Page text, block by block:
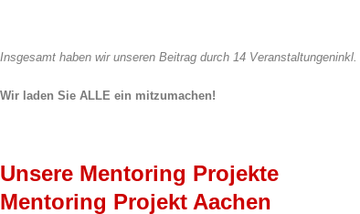
Insgesamt haben wir unseren Beitrag durch 14
Wir laden Sie ALLE ein mitzumachen!
Unsere Mentoring Projekte
Mentoring Projekt Aachen